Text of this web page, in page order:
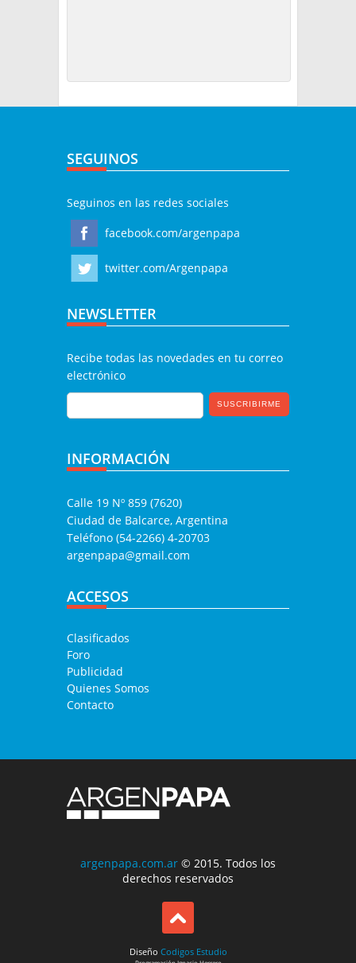
SEGUINOS
Seguinos en las redes sociales
facebook.com/argenpapa
twitter.com/Argenpapa
NEWSLETTER
Recibe todas las novedades en tu correo
electrónico
INFORMACIÓN
Calle 19 Nº 859 (7620)
Ciudad de Balcarce, Argentina
Teléfono (54-2266) 4-20703
argenpapa@gmail.com
ACCESOS
Clasificados
Foro
Publicidad
Quienes Somos
Contacto
argenpapa.com.ar © 2015. Todos los
derechos reservados
Diseño Codigos Estudio